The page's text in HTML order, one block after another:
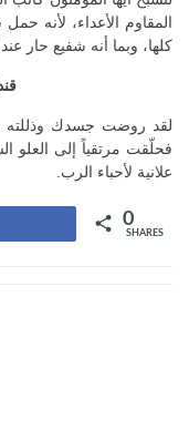
المقاوم الأعداء، لأنه
كلها، وبما أنه شفيع حار
لقد روضت جسدك وذللته
فحلّقت مرتقياً إلى العلو
علانية لأحباء الرب.
0
SHARES